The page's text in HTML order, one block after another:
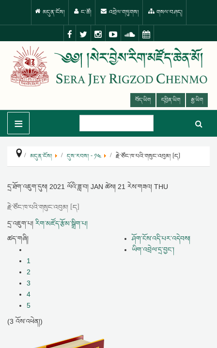
མདུན་ངོས། ང་ཚོ། འབྲེལ་གཏུགས། གསལ་བཤད།
བོད་ཡིག དབྱིན་ཡིག རྒྱ་ཡིག
≡
མདུན་ངོས། དུས་རབས། - ༡༤ རྗེ་ཙོང་ཁ་པའི་གསུང་འབུམ། [ད]
དྲ་ཐོག་འཇུག་དུས། 2021 ལོའི་ཟླ་བ། JAN ཚེས། 21 རེས་གཟའ། THU
རྗེ་ཙོང་ཁ་པའི་གསུང་འབུམ། [ད]
དྲ་འཇུག་པ། རིག་མཛོད་རྩོམ་སྒྲིག་པ།
ཤོག་ངོས་འདི་པར་འདེབས།
ཡིག་འབྲེལ་དྲ་བྱང་།
ཚད་གཞི།
1
2
3
4
5
(3 འོས་འཕེན།)